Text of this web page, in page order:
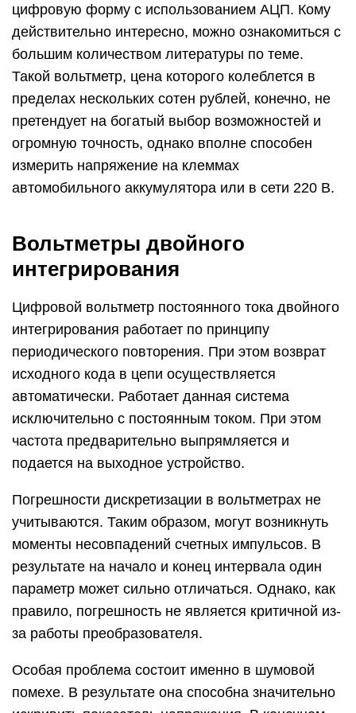
цифровую форму с использованием АЦП. Кому
действительно интересно, можно ознакомиться с
большим количеством литературы по теме.
Такой вольтметр, цена которого колеблется в
пределах нескольких сотен рублей, конечно, не
претендует на богатый выбор возможностей и
огромную точность, однако вполне способен
измерить напряжение на клеммах
автомобильного аккумулятора или в сети 220 В.
Вольтметры двойного
интегрирования
Цифровой вольтметр постоянного тока двойного
интегрирования работает по принципу
периодического повторения. При этом возврат
исходного кода в цепи осуществляется
автоматически. Работает данная система
исключительно с постоянным током. При этом
частота предварительно выпрямляется и
подается на выходное устройство.
Погрешности дискретизации в вольтметрах не
учитываются. Таким образом, могут возникнуть
моменты несовпадений счетных импульсов. В
результате на начало и конец интервала один
параметр может сильно отличаться. Однако, как
правило, погрешность не является критичной из-
за работы преобразователя.
Особая проблема состоит именно в шумовой
помехе. В результате она способна значительно